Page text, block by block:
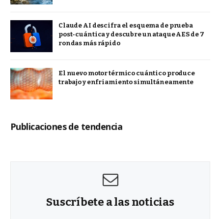
Claude AI descifra el esquema de prueba
post-cuántica y descubre un ataque AES de 7
rondas más rápido
El nuevo motor térmico cuántico produce
trabajo y enfriamiento simultáneamente
Publicaciones de tendencia
Suscríbete a las noticias